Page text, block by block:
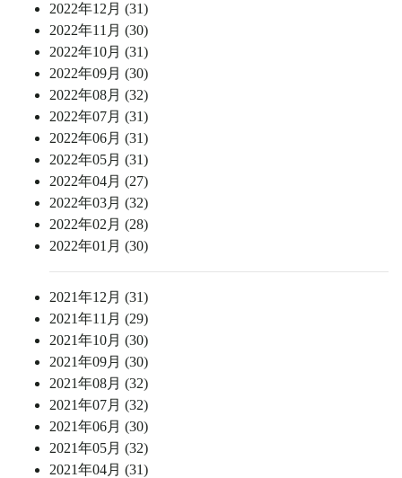
2022年12月 (31)
2022年11月 (30)
2022年10月 (31)
2022年09月 (30)
2022年08月 (32)
2022年07月 (31)
2022年06月 (31)
2022年05月 (31)
2022年04月 (27)
2022年03月 (32)
2022年02月 (28)
2022年01月 (30)
2021年12月 (31)
2021年11月 (29)
2021年10月 (30)
2021年09月 (30)
2021年08月 (32)
2021年07月 (32)
2021年06月 (30)
2021年05月 (32)
2021年04月 (31)